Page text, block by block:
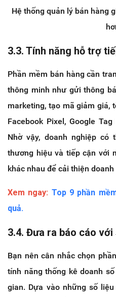
Hệ thống quản lý bán hàng
3.3. Tính năng hỗ trợ
Phần mềm bán hàng cần
thông minh như gửi thông
marketing, tạo mã giảm giá,
Facebook Pixel, Google
Nhờ vậy, doanh nghiệp có
thương hiệu và tiếp cận với
khác nhau để cải thiện doanh
Xem ngay: Top 9 phần
quả.
3.4. Đưa ra báo cáo
Bạn nên cân nhắc chọn
tính năng thống kê doanh
gian. Dựa vào những số